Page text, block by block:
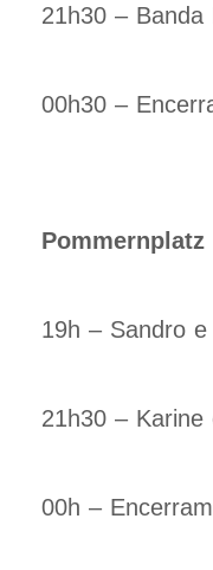
21h30 – Banda
00h30 –
Pommernplatz
19h – Sandro e
21h30 – Karine
00h –